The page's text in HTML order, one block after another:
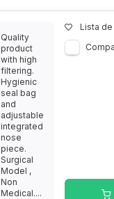
Quality
product
with high
filtering.
Hygienic
seal bag
and
adjustable
integrated
nose
piece.
Surgical
Model ,
Non
Medical....
Lista